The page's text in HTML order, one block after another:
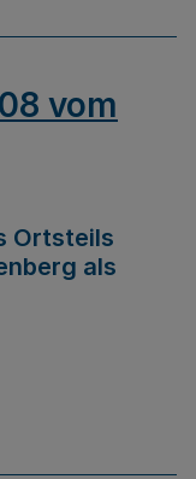
vom
Ortsteils
als